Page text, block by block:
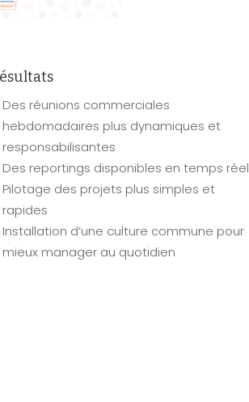
Des réunions commerciales
hebdomadaires plus dynamiques et
responsabilisantes
Des reportings disponibles en temps réel
Pilotage des projets plus simples et
rapides
Installation d’une culture commune pour
mieux manager au quotidien